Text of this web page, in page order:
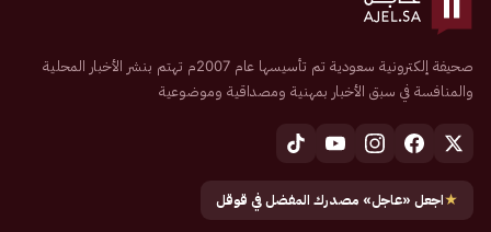
صحيفة إلكترونية سعودية تم تأسيسها عام 2007م تهتم بنشر الأخبار المحلية
والمنافسة في سبق الأخبار بمهنية ومصداقية وموضوعية
★اجعل «عاجل» مصدرك المفضل في قوقل